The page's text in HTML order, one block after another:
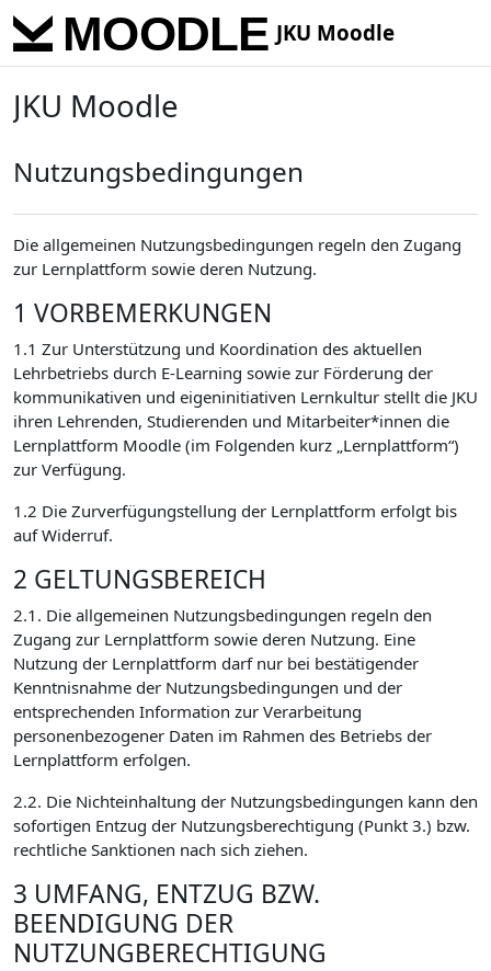
Skip to main content
JKU Moodle
JKU Moodle
Nutzungsbedingungen
Die allgemeinen Nutzungsbedingungen regeln den Zugang
zur Lernplattform sowie deren Nutzung.
1 VORBEMERKUNGEN
1.1 Zur Unterstützung und Koordination des aktuellen
Lehrbetriebs durch E-Learning sowie zur Förderung der
kommunikativen und eigeninitiativen Lernkultur stellt die JKU
ihren Lehrenden, Studierenden und Mitarbeiter*innen die
Lernplattform Moodle (im Folgenden kurz „Lernplattform“)
zur Verfügung.
1.2 Die Zurverfügungstellung der Lernplattform erfolgt bis
auf Widerruf.
2 GELTUNGSBEREICH
2.1. Die allgemeinen Nutzungsbedingungen regeln den
Zugang zur Lernplattform sowie deren Nutzung. Eine
Nutzung der Lernplattform darf nur bei bestätigender
Kenntnisnahme der Nutzungsbedingungen und der
entsprechenden Information zur Verarbeitung
personenbezogener Daten im Rahmen des Betriebs der
Lernplattform erfolgen.
2.2. Die Nichteinhaltung der Nutzungsbedingungen kann den
sofortigen Entzug der Nutzungsberechtigung (Punkt 3.) bzw.
rechtliche Sanktionen nach sich ziehen.
3 UMFANG, ENTZUG BZW.
BEENDIGUNG DER
NUTZUNGBERECHTIGUNG